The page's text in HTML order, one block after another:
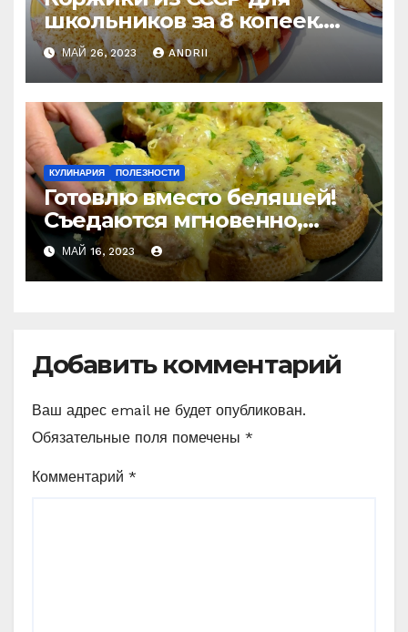
школьников за 8 копеек.
Рецепт моего счастливого
детства
МАЙ 26, 2023 ANDRII
КУЛИНАРИЯ ПОЛЕЗНОСТИ
Готовлю вместо беляшей!
Съедаются мгновенно,
даже остыть не успеют!
МАЙ 16, 2023
Добавить комментарий
Ваш адрес email не будет опубликован.
Обязательные поля помечены *
Комментарий *